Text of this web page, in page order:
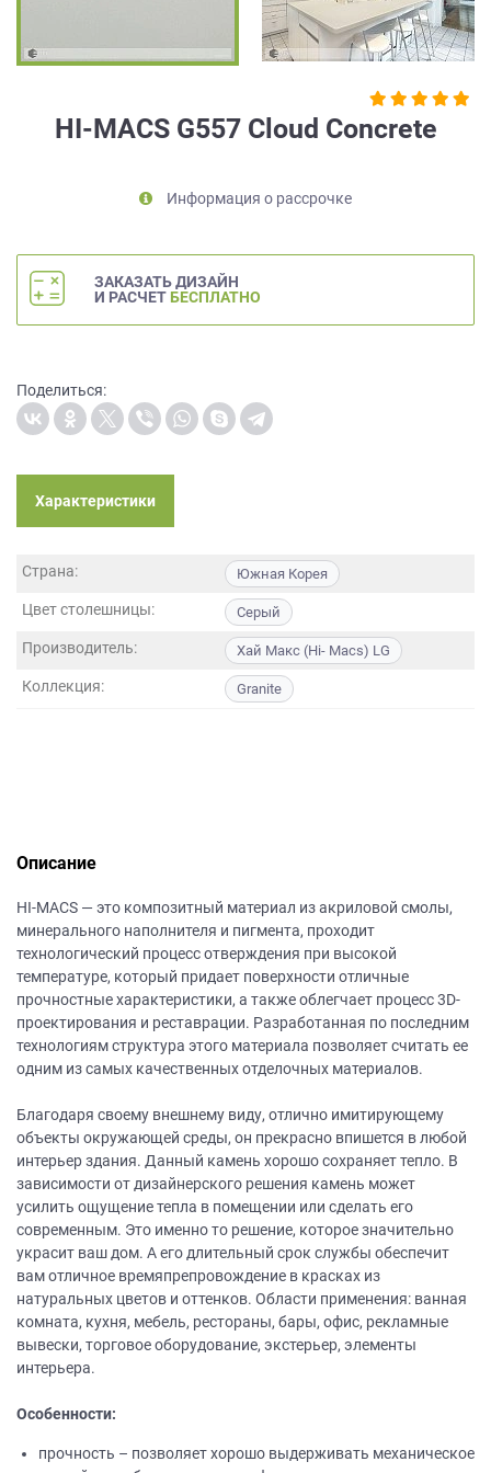
HI-MACS G557 Cloud Concrete
Информация о рассрочке
ЗАКАЗАТЬ ДИЗАЙН
И РАСЧЕТ БЕСПЛАТНО
Поделиться:
Характеристики
Страна: Южная Корея
Цвет столешницы: Серый
Производитель: Хай Макс (Hi- Macs) LG
Коллекция: Granite
Описание
HI-MACS — это композитный материал из акриловой смолы,
минерального наполнителя и пигмента, проходит
технологический процесс отверждения при высокой
температуре, который придает поверхности отличные
прочностные характеристики, а также облегчает процесс 3D-
проектирования и реставрации. Разработанная по последним
технологиям структура этого материала позволяет считать ее
одним из самых качественных отделочных материалов.
Благодаря своему внешнему виду, отлично имитирующему
объекты окружающей среды, он прекрасно впишется в любой
интерьер здания. Данный камень хорошо сохраняет тепло. В
зависимости от дизайнерского решения камень может
усилить ощущение тепла в помещении или сделать его
современным. Это именно то решение, которое значительно
украсит ваш дом. А его длительный срок службы обеспечит
вам отличное времяпрепровождение в красках из
натуральных цветов и оттенков. Области применения: ванная
комната, кухня, мебель, рестораны, бары, офис, рекламные
вывески, торговое оборудование, экстерьер, элементы
интерьера.
Особенности:
прочность – позволяет хорошо выдерживать механическое
персональных
метрическими
программами
условиях
Политики
персональных
данных.